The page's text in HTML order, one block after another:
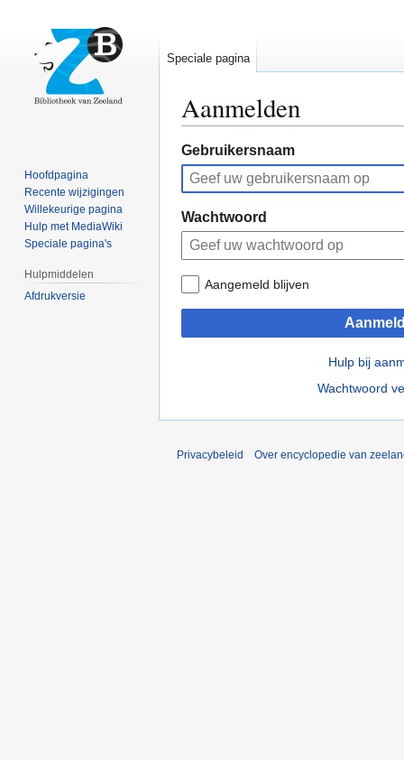
Aanmelden
Naar
navigatie
springen
Naar
zoeken
springen
Gebruikersnaam
Wachtwoord
Aangemeld blijven
Hulp bij
Wachtwoord
Speciale pagina
Hoofdpagina
Recente wijzigingen
Willekeurige pagina
Hulp met MediaWiki
Speciale pagina's
Hulpmiddelen
Afdrukversie
Privacybeleid Over encyclopedie van